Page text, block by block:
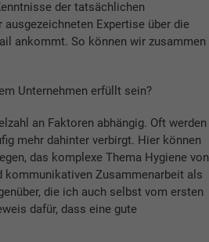
der tatsächlichen
Expertise über die
ankommt. So können wir zusammen
Unternehmen erfüllt sein?
an Faktoren abhängig. Oft werden
mehr dahinter verbirgt. Hier können
das komplexe Thema Hygiene von
kommunikativen Zusammenarbeit als
die ich auch selbst vom ersten
dafür, dass eine gute